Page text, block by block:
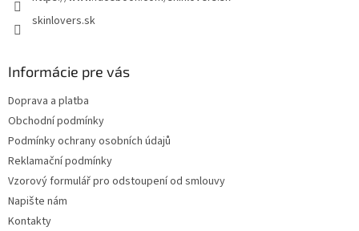
skinlovers.sk
Informácie pre vás
Doprava a platba
Obchodní podmínky
Podmínky ochrany osobních údajů
Reklamační podmínky
Vzorový formulář pro odstoupení od smlouvy
Napište nám
Kontakty